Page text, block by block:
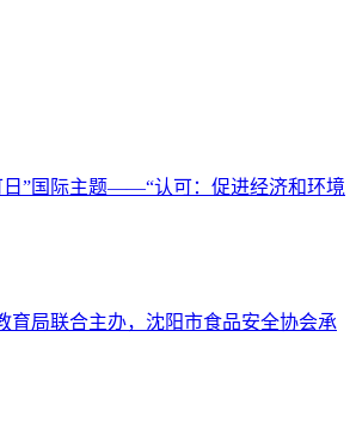
日”国际主题——“认可：促进经济和环境
育局联合主办，沈阳市食品安全协会承